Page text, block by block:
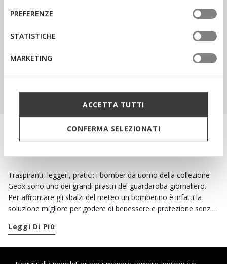
informazioni o per modificare in qualsiasi momento le
tue impostazioni, visita la nostra
consenso
PREFERENZE
STATISTICHE
MARKETING
ACCETTA TUTTI
CONFERMA SELEZIONATI
ACQUISTA BAMBINI
ISCRIVITI A BENEFEET
COMPLETA I TUO LOOK QUOTIDIANI CON I
BOMBER GEOX
Traspiranti, leggeri, pratici: i bomber da uomo della collezione
Geox sono uno dei grandi pilastri del guardaroba giornaliero.
Per affrontare gli sbalzi del meteo un bomberino è infatti la
soluzione migliore per godere di benessere e protezione senza
bomber corto dallo stile formale per completare gli abbinamenti
Leggi Di Più